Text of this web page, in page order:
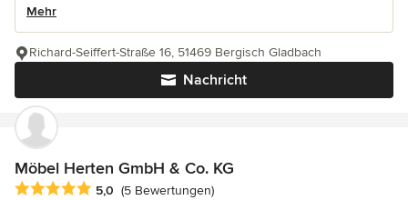
Mehr
Nachricht
Richard-Seiffert-Straße 16, 51469 Bergisch Gladbach
Möbel Herten GmbH & Co. KG
Durchschnittliche Bewertung: 5 von 5 Sternen
5,0 (5 Bewertungen)